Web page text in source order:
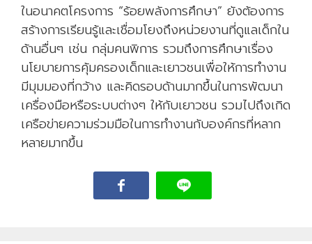
ในอนาคตโครงการ “ร้อยพลังการศึกษา” ยังต้องการ
สร้างการเรียนรู้และเชื่อมโยงถึงหน่วยงานที่ดูแลเด็กใน
ด้านอื่นๆ เช่น กลุ่มคนพิการ รวมถึงการศึกษาเรื่อง
นโยบายการคุ้มครองเด็กและเยาวชนเพื่อให้การทำงาน
มีมุมมองที่กว้าง และคิดรอบด้านมากขึ้นในการพัฒนา
เครื่องมือหรือระบบต่างๆ ให้กับเยาวชน รวมไปถึงเกิด
เครือข่ายความร่วมมือในการทำงานกับองค์กรที่หลาก
หลายมากขึ้น